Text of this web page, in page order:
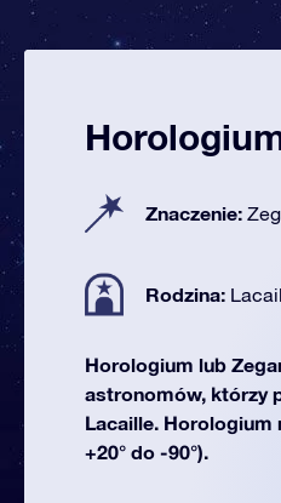
Znaczenie:
Rodzina:
Horologium lub
astronomów, którzy
Lacaille. Horologium
+20° do -90°).